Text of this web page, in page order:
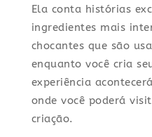
Ela conta histórias
ingredientes mais
chocantes que são
enquanto você cria
experiência
onde você poderá
criação.